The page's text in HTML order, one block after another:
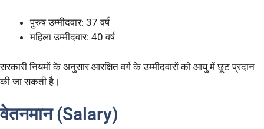
पुरुष उम्मीदवार: 37 वर्ष
महिला उम्मीदवार: 40 वर्ष
सरकारी नियमों के अनुसार आरक्षित वर्ग के उम्मीदवारों को आयु में छूट प्रदान
की जा सकती है।
वेतनमान (Salary)